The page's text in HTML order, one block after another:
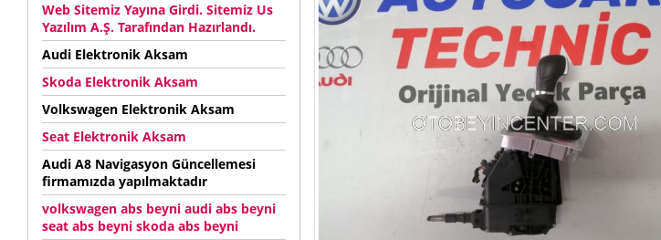
Web Sitemiz Yayına Girdi. Sitemiz Us
Yazılım A.Ş. Tarafından Hazırlandı.
Audi Elektronik Aksam
Skoda Elektronik Aksam
Volkswagen Elektronik Aksam
Seat Elektronik Aksam
Audi A8 Navigasyon Güncellemesi
firmamızda yapılmaktadır
volkswagen abs beyni audi abs beyni
seat abs beyni skoda abs beyni